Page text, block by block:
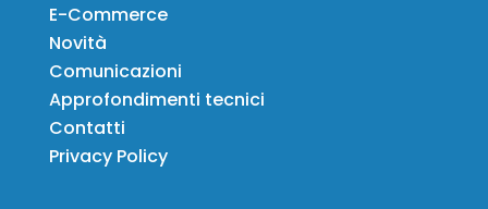
E-Commerce
Novità
Comunicazioni
Approfondimenti tecnici
Contatti
Privacy Policy